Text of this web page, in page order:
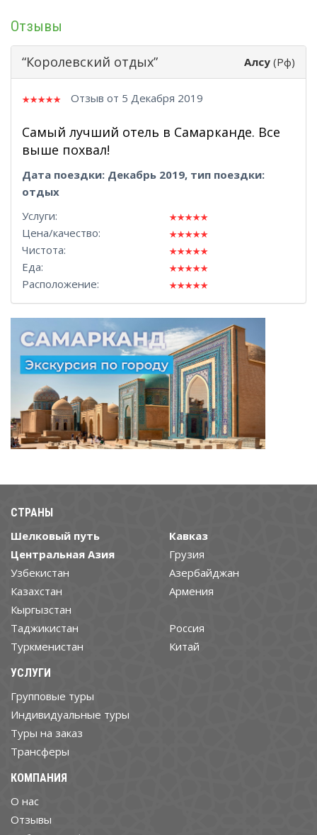
Отзывы
“Королевский отдых” Алсу (Рф)
Отзыв от 5 Декабря 2019
Самый лучший отель в Самарканде. Все
выше похвал!
Дата поездки: Декабрь 2019, тип поездки:
отдых
Услуги:
Цена/качество:
Чистота:
Еда:
Расположение:
СТРАНЫ
Шелковый путь
Центральная Азия
Узбекистан
Казахстан
Кыргызстан
Таджикистан
Туркменистан
Кавказ
Грузия
Азербайджан
Армения
Россия
Китай
УСЛУГИ
Групповые туры
Индивидуальные туры
Туры на заказ
Трансферы
КОМПАНИЯ
О нас
Отзывы